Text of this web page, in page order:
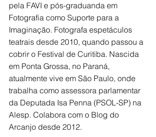
pela FAVI e pós-graduanda em
Fotografia como Suporte para a
Imaginação. Fotografa espetáculos
teatrais desde 2010, quando passou a
cobrir o Festival de Curitiba. Nascida
em Ponta Grossa, no Paraná,
atualmente vive em São Paulo, onde
trabalha como assessora parlamentar
da Deputada Isa Penna (PSOL-SP) na
Alesp. Colabora com o Blog do
Arcanjo desde 2012.